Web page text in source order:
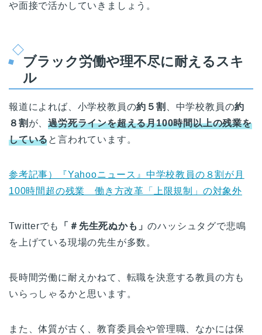
や面接で活かしていきましょう。
ブラック労働や理不尽に耐えるスキ
ル
報道によれば、小学校教員の約５割 、中学校教員の約
８割 が、過労死ラインを超える月100時間以上の残業を
している と言われています。
参考記事）『Yahooニュース』中学校教員の８割が月
100時間超の残業 働き方改革「上限規制」の対象外
Twitterでも 「＃先生死ぬかも」のハッシュタグで悲鳴
を上げている現場の先生が多数。
長時間労働に耐えかねて、転職を決意する教員の方も
いらっしゃるかと思います。
また、体質が古く、教育委員会や管理職、なかには保